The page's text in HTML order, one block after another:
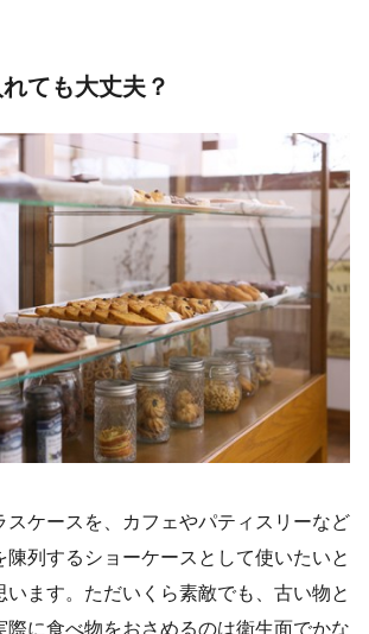
ても大丈夫？
スケースを、カフェやパティスリーなど
陳列するショーケースとして使いたいと
います。ただいくら素敵でも、古い物と
際に食べ物をおさめるのは衛生面でかな